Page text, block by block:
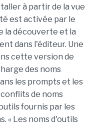
à partir de la vue
est activée par le
la découverte et la
dans l'éditeur. Une
cette version de
des noms
les prompts et les
conflits de noms
fournis par les
« Les noms d'outils